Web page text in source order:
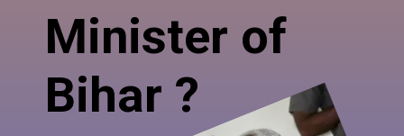
Minister of
Bihar ?